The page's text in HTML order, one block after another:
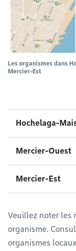
Les organismes dans
Mercier-Est
Hochelaga-
Mercier-Ouest
Mercier-Est
Veuillez noter les
organisme.
organismes